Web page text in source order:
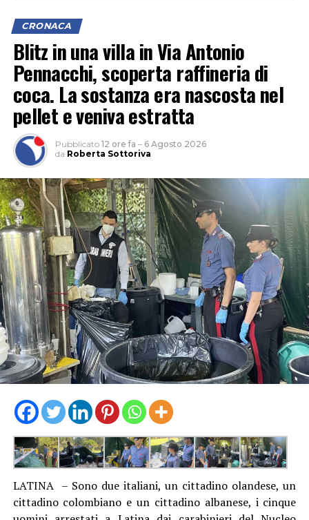
CRONACA
Blitz in una villa in Via Antonio
Pennacchi, scoperta raffineria di
coca. La sostanza era nascosta nel
pellet e veniva estratta
Pubblicato 12 ore fa – 6 Agosto 2026
da Roberta Sottoriva
LATINA – Sono due italiani, un cittadino olandese, un
cittadino colombiano e un cittadino albanese, i cinque